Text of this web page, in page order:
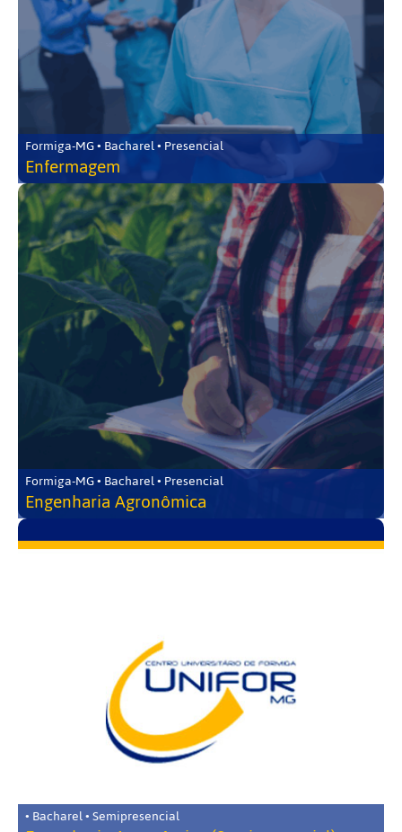
Formiga-MG • Bacharel • Presencial
Enfermagem
Formiga-MG • Bacharel • Presencial
Engenharia Agronômica
• Bacharel • Semipresencial